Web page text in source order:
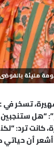
مليئة
تسخر في
“هل
أن حياتي